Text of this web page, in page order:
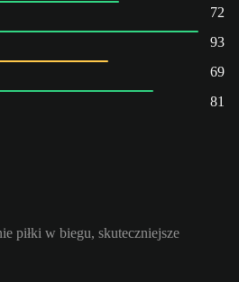
72
93
69
81
piłki w biegu, skuteczniejsze